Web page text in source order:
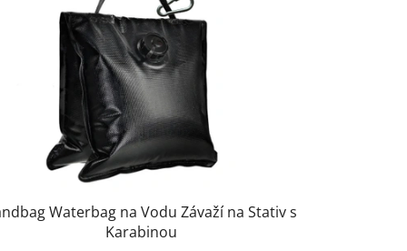
Waterbag na Vodu Závaží na Stativ s
Karabinou